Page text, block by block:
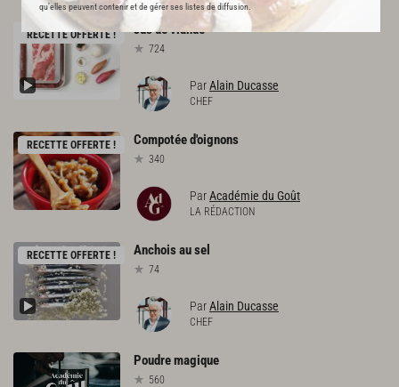
qu’elles peuvent contenir et de gérer ses listes de diffusion.
RECETTE OFFERTE ! Jusdeviande
724
ParAlain Ducasse
CHEF
RECETTE OFFERTE ! Compotéed'oignons
340
ParAcadémie du Goût
LA RÉDACTION
RECETTE OFFERTE ! Anchoisausel
74
ParAlain Ducasse
CHEF
Poudremagique
560